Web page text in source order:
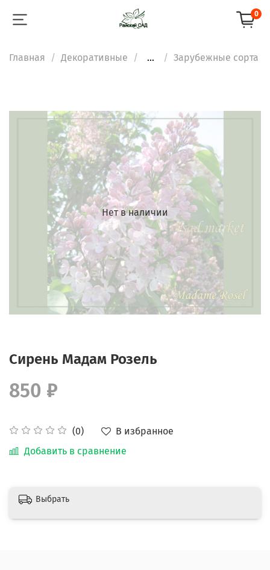
0
Главная Декоративные ... Зарубежные сорта
Нет в наличии
Сирень Мадам Розель
(0)
В избранное
Добавить в сравнение
850 ₽
Выбрать